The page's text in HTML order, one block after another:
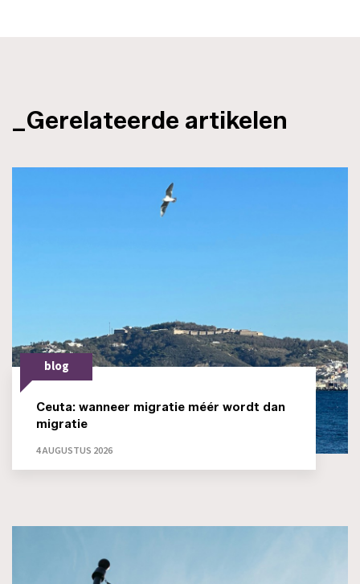
_Gerelateerde artikelen
blog
Ceuta: wanneer migratie méér wordt dan
migratie
4 AUGUSTUS 2026